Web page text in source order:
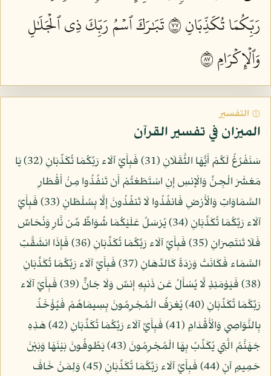
رَبِّكُمَا تُكَذِّبَانِ ٧٧
تَبَٰرَكَ ٱسۡمُ رَبِّكَ ذِي ٱلۡجَلَٰلِ
وَٱلۡإِكۡرَامِ ٧٨
۞ التفسير
الميزان في تفسير القرآن
سَنَفْرُغُ لَكُمْ أَيُّهَا الثَّقَلَانِ (31) فَبِأَيِّ آلَاء رَبِّكُمَا تُكَذِّبَانِ (32) يَا
مَعْشَرَ الْجِنِّ وَالْإِنسِ إِنِ اسْتَطَعْتُمْ أَن تَنفُذُوا مِنْ أَقْطَارِ
السَّمَاوَاتِ وَالْأَرْضِ فَانفُذُوا لَا تَنفُذُونَ إِلَّا بِسُلْطَانٍ (33) فَبِأَيِّ
آلَاء رَبِّكُمَا تُكَذِّبَانِ (34) يُرْسَلُ عَلَيْكُمَا شُوَاظٌ مِّن نَّارٍ وَنُحَاسٌ
فَلَا تَنتَصِرَانِ (35) فَبِأَيِّ آلَاء رَبِّكُمَا تُكَذِّبَانِ (36) فَإِذَا انشَقَّتِ
السَّمَاء فَكَانَتْ وَرْدَةً كَالدِّهَانِ (37) فَبِأَيِّ آلَاء رَبِّكُمَا تُكَذِّبَانِ
(38) فَيَوْمَئِذٍ لَّا يُسْأَلُ عَن ذَنبِهِ إِنسٌ وَلَا جَانٌّ (39) فَبِأَيِّ آلَاء
رَبِّكُمَا تُكَذِّبَانِ (40) يُعْرَفُ الْمُجْرِمُونَ بِسِيمَاهُمْ فَيُؤْخَذُ
بِالنَّوَاصِي وَالْأَقْدَامِ (41) فَبِأَيِّ آلَاء رَبِّكُمَا تُكَذِّبَانِ (42) هَذِهِ
جَهَنَّمُ الَّتِي يُكَذِّبُ بِهَا الْمُجْرِمُونَ (43) يَطُوفُونَ بَيْنَهَا وَبَيْنَ
حَمِيمٍ آنٍ (44) فَبِأَيِّ آلَاء رَبِّكُمَا تُكَذِّبَانِ (45) وَلِمَنْ خَافَ